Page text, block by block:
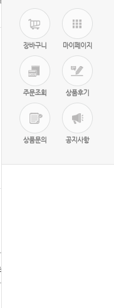
츠,데일리티,여유핏)
선택완료
품
장바구니 마이페이지
주문조회 상품후기
상품문의 공지사항